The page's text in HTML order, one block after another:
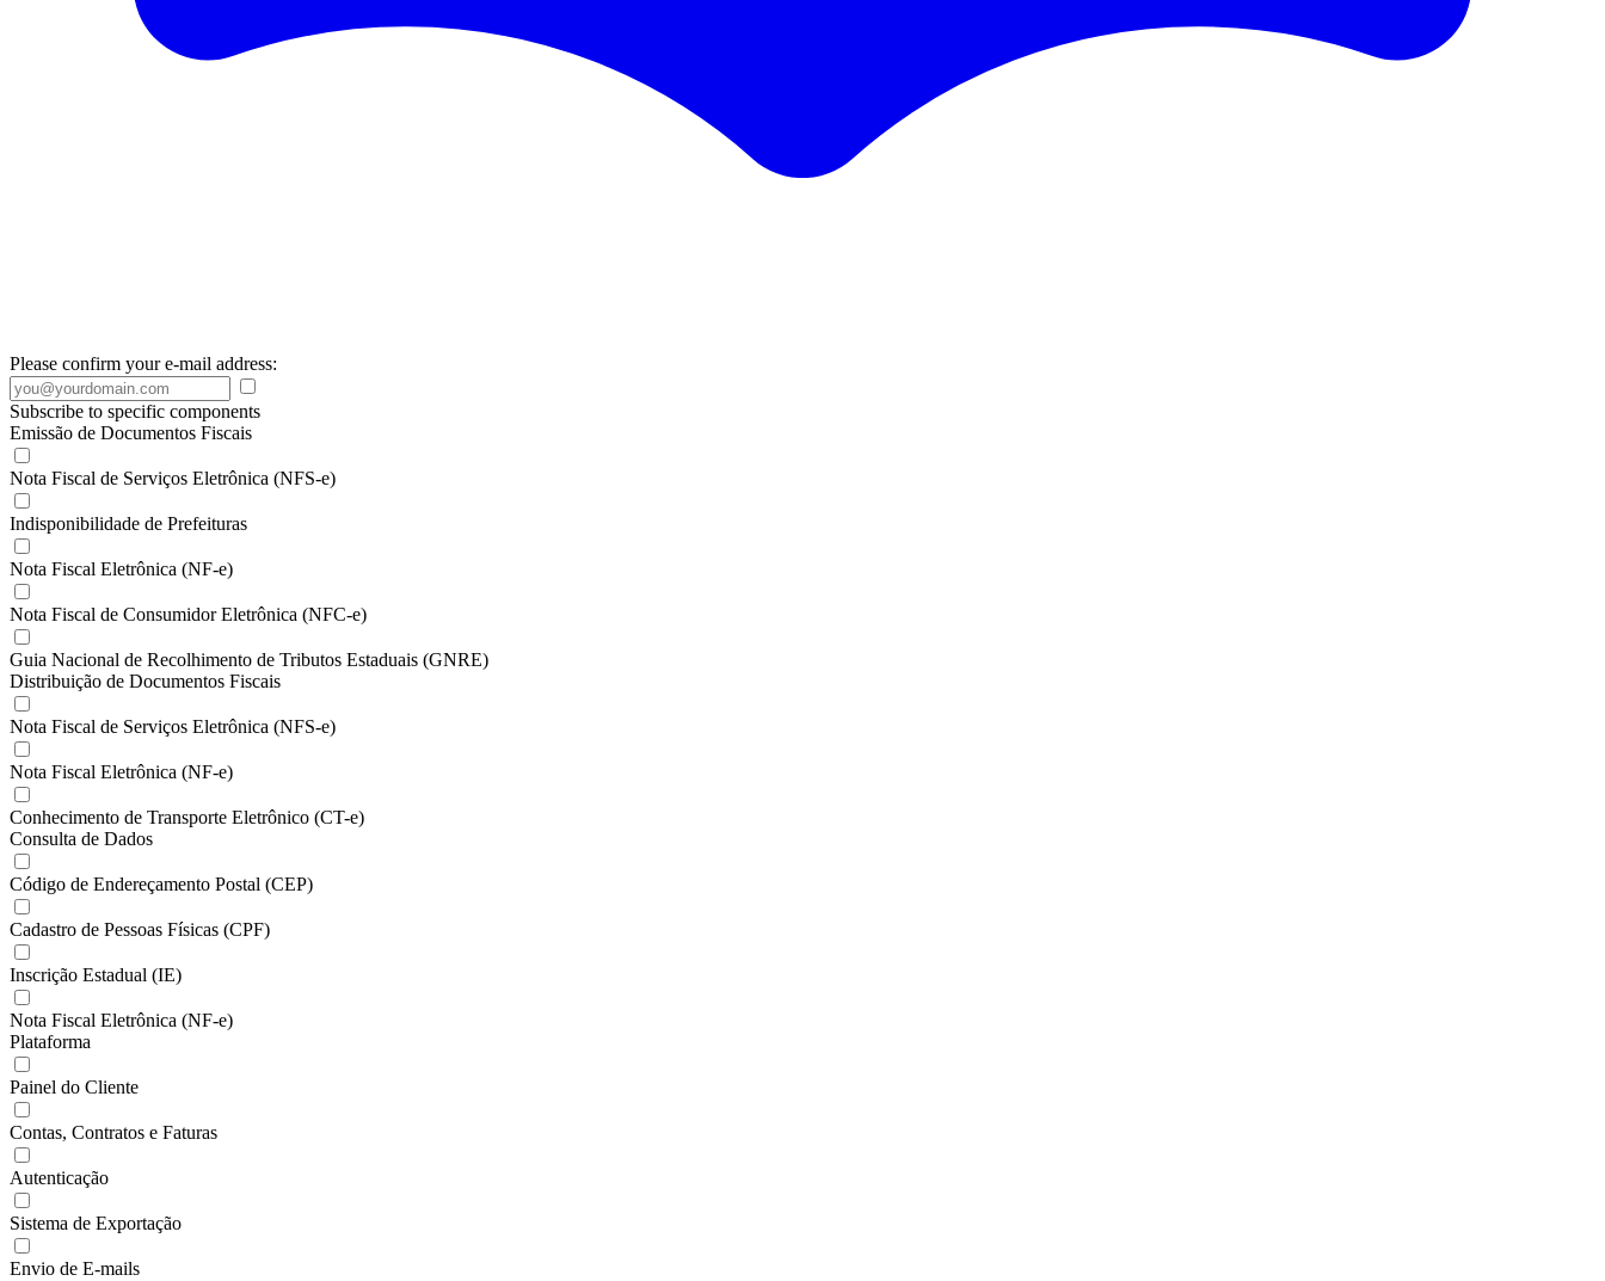
Please confirm your e-mail address:
Subscribe to specific components
Emissão de Documentos Fiscais
Nota Fiscal de Serviços Eletrônica (NFS-e)
Indisponibilidade de Prefeituras
Nota Fiscal Eletrônica (NF-e)
Nota Fiscal de Consumidor Eletrônica (NFC-e)
Guia Nacional de Recolhimento de Tributos Estaduais (GNRE)
Distribuição de Documentos Fiscais
Nota Fiscal de Serviços Eletrônica (NFS-e)
Nota Fiscal Eletrônica (NF-e)
Conhecimento de Transporte Eletrônico (CT-e)
Consulta de Dados
Código de Endereçamento Postal (CEP)
Cadastro de Pessoas Físicas (CPF)
Inscrição Estadual (IE)
Nota Fiscal Eletrônica (NF-e)
Plataforma
Painel do Cliente
Contas, Contratos e Faturas
Autenticação
Sistema de Exportação
Envio de E-mails